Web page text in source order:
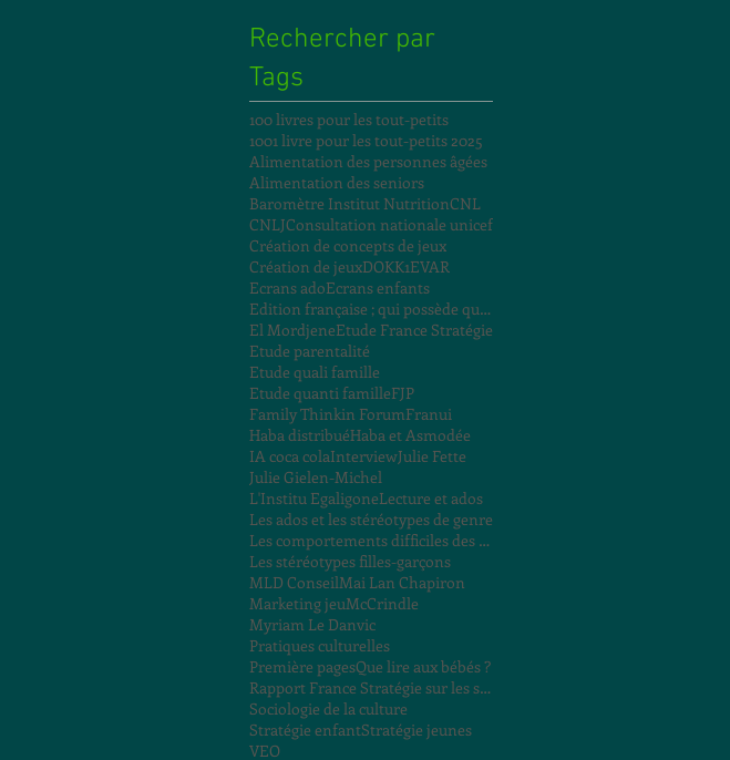
Rechercher par
Tags
100 livres pour les tout-petits
1001 livre pour les tout-petits 2025
Alimentation des personnes âgées
Alimentation des seniors
Baromètre Institut NutritionCNL
CNLJConsultation nationale unicef
Création de concepts de jeux
Création de jeuxDOKK1EVAR
Ecrans adoEcrans enfants
Edition française ; qui possède quoi ?
El MordjeneEtude France Stratégie
Etude parentalité
Etude quali famille
Etude quanti familleFJP
Family Thinkin ForumFranui
Haba distribuéHaba et Asmodée
IA coca colaInterviewJulie Fette
Julie Gielen-Michel
L'Institu EgaligoneLecture et ados
Les ados et les stéréotypes de genre
Les comportements difficiles des enfants
Les stéréotypes filles-garçons
MLD ConseilMai Lan Chapiron
Marketing jeuMcCrindle
Myriam Le Danvic
Pratiques culturelles
Première pagesQue lire aux bébés ?
Rapport France Stratégie sur les stéréotypes
Sociologie de la culture
Stratégie enfantStratégie jeunes
VEO